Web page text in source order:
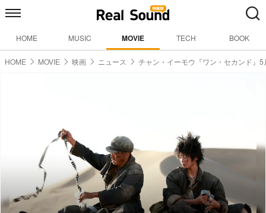
HOME MUSIC MOVIE TECH BOOK
HOME MOVIE 映画 ニュース チャン・イーモウ『ワン・セカンド』5